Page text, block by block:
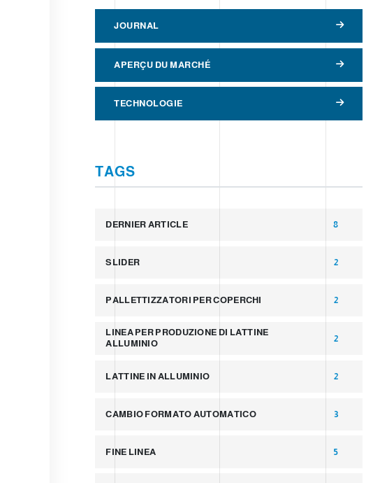
JOURNAL
APERÇU DU MARCHÉ
TECHNOLOGIE
TAGS
DERNIER ARTICLE 8
SLIDER 2
PALLETTIZZATORI PER COPERCHI 2
LINEA PER PRODUZIONE DI LATTINE
ALLUMINIO
2
LATTINE IN ALLUMINIO 2
CAMBIO FORMATO AUTOMATICO 3
FINE LINEA 5